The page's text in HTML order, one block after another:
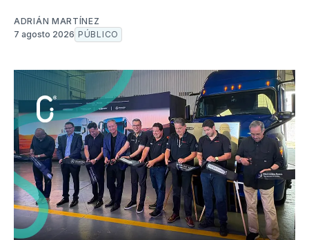
ADRIÁN MARTÍNEZ
7 agosto 2026 PÚBLICO